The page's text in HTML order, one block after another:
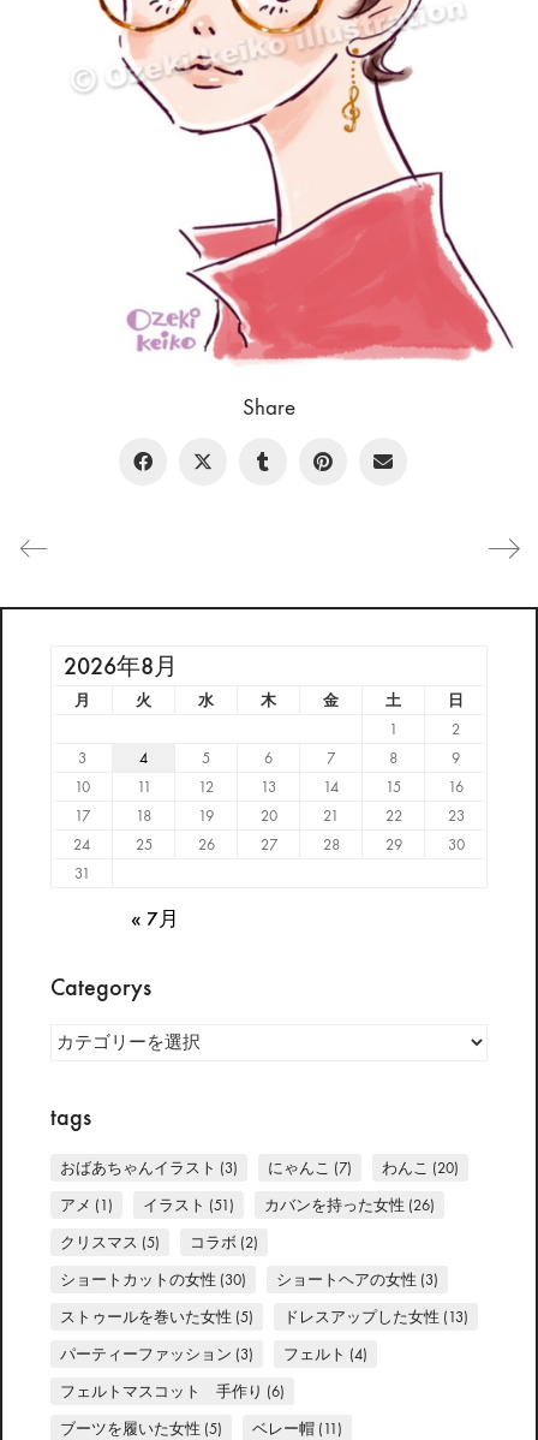
Share
2026年8月
月 火 水 木 金 土
日
1
2
3
4 5 6 7 8
9
10
11 12 13 14 15
16
17
18 19 20 21 22
23
24
25 26 27 28 29
30
31
« 7月
Categorys
tags
おばあちゃんイラスト (3) にゃんこ (7) わんこ (20)
アメ (1) イラスト (51) カバンを持った女性 (26)
クリスマス (5) コラボ (2)
ショートカットの女性 (30) ショートヘアの女性 (3)
ストゥールを巻いた女性 (5) ドレスアップした女性 (13)
パーティーファッション (3) フェルト (4)
フェルトマスコット 手作り (6)
ブーツを履いた女性 (5) ベレー帽 (11)